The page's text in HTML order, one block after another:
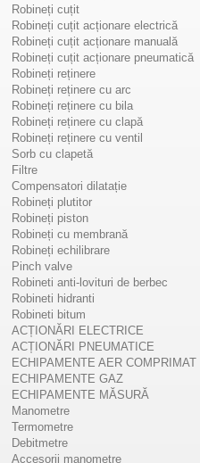
Robineți cuțit
Robineți cuțit acționare electrică
Robineți cuțit acționare manuală
Robineți cuțit acționare pneumatică
Robineți reținere
Robineți reținere cu arc
Robineți reținere cu bila
Robineți reținere cu clapă
Robineți reținere cu ventil
Sorb cu clapetă
Filtre
Compensatori dilatație
Robineți plutitor
Robineți piston
Robineți cu membrană
Robineți echilibrare
Pinch valve
Robineti anti-lovituri de berbec
Robineti hidranti
Robineti bitum
ACȚIONĂRI ELECTRICE
ACȚIONĂRI PNEUMATICE
ECHIPAMENTE AER COMPRIMAT
ECHIPAMENTE GAZ
ECHIPAMENTE MĂSURĂ
Manometre
Termometre
Debitmetre
Accesorii manometre
L138 - Indicator nivel
alama
L138 - Indicator nivel alama este
dedicat indicarii vizuale a nivelului din
rezervor. Indicatorul oferă o citire
directa a nivelului...
DETALII